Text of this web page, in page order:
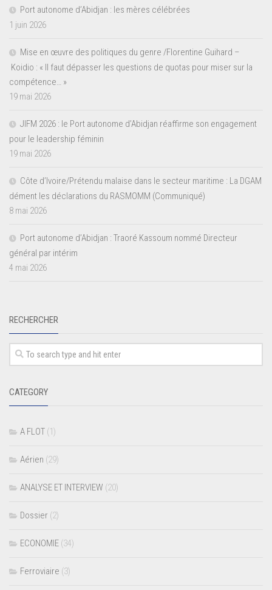
Port autonome d’Abidjan : les mères célébrées
1 juin 2026
Mise en œuvre des politiques du genre /Florentine Guihard –
Koidio : « Il faut dépasser les questions de quotas pour miser sur la
compétence… »
19 mai 2026
JIFM 2026 : le Port autonome d’Abidjan réaffirme son engagement
pour le leadership féminin
19 mai 2026
Côte d’Ivoire/Prétendu malaise dans le secteur maritime : La DGAM
dément les déclarations du RASMOMM (Communiqué)
8 mai 2026
Port autonome d’Abidjan : Traoré Kassoum nommé Directeur
général par intérim
4 mai 2026
RECHERCHER
CATEGORY
A FLOT (1)
Aérien (29)
ANALYSE ET INTERVIEW (20)
Dossier (2)
ECONOMIE (34)
Ferroviaire (3)